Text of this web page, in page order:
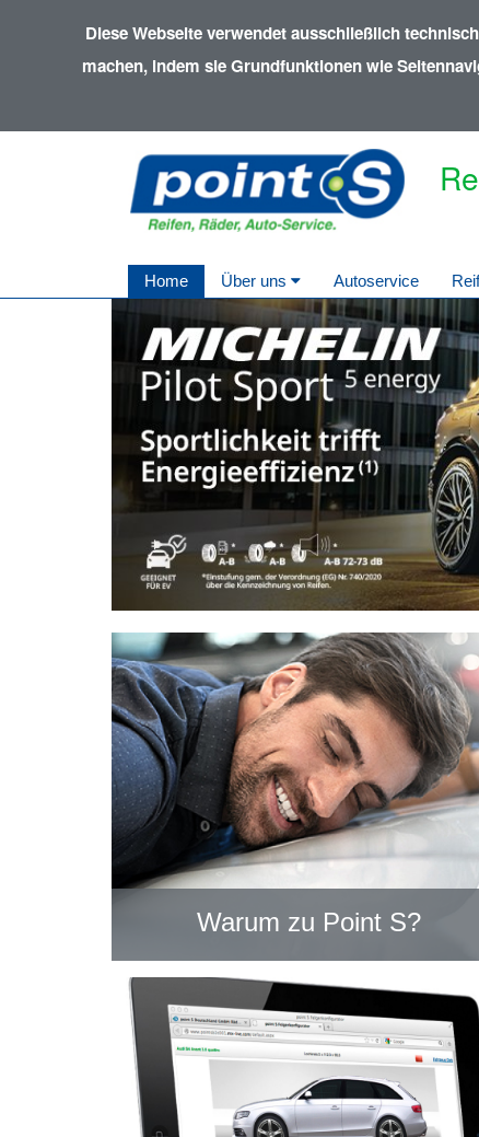
Diese Webseite verwendet ausschließlich
machen, indem sie Grundfunktionen wie
Home Über uns Autoservice
Warum zu Point S?